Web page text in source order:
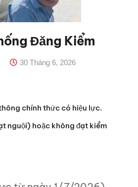
Đăng Kiểm
30 Tháng 6, 2026
chính thức có hiệu lực.
nguội) hoặc không đạt kiểm